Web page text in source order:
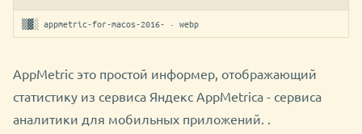
▒▓░ appmetric-for-macos-2016- · webp
AppMetric это простой информер, отображающий
статистику из сервиса Яндекс AppMetrica - сервиса
аналитики для мобильных приложений. .